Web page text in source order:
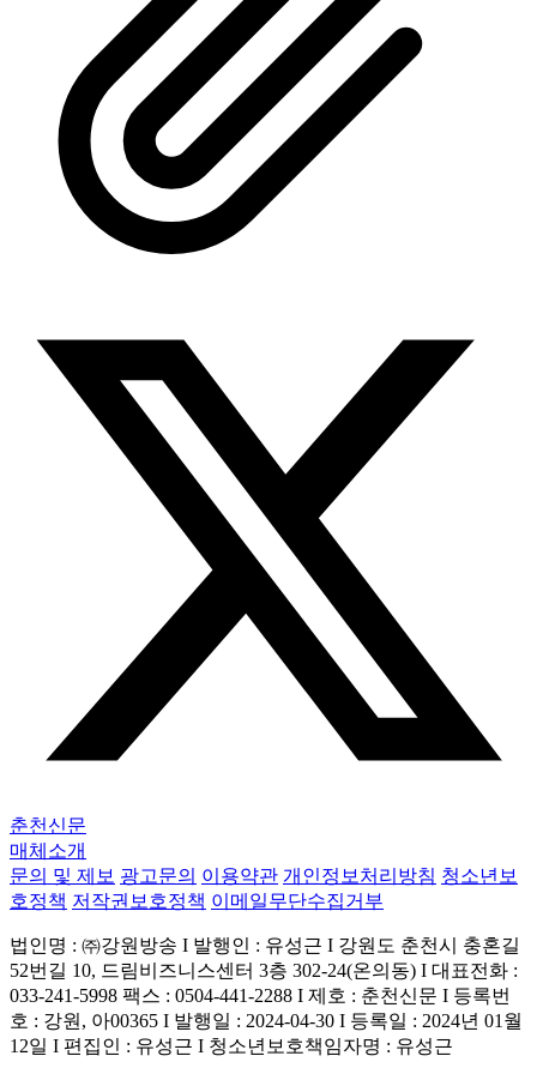
춘천신문
매체소개
문의 및 제보 광고문의 이용약관 개인정보처리방침 청소년보
호정책 저작권보호정책 이메일무단수집거부
법인명 : ㈜강원방송 I 발행인 : 유성근 I 강원도 춘천시 충혼길
52번길 10, 드림비즈니스센터 3층 302-24(온의동) I 대표전화 :
033-241-5998 팩스 : 0504-441-2288 I 제호 : 춘천신문 I 등록번
호 : 강원, 아00365 I 발행일 : 2024-04-30 I 등록일 : 2024년 01월
12일 I 편집인 : 유성근 I 청소년보호책임자명 : 유성근